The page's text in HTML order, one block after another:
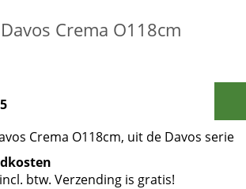
Crema O118cm
Crema O118cm, uit de Davos serie
btw. Verzending is gratis!